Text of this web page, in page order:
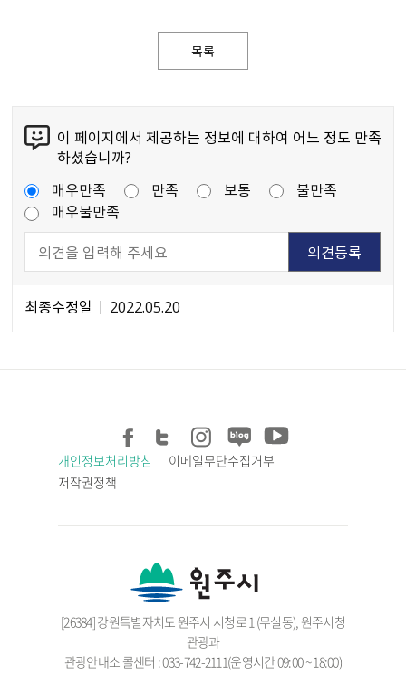
목록
이 페이지에서 제공하는 정보에 대하여 어느 정도 만족
하셨습니까?
매우만족
만족 보통
불만족
매우불만족
최종수정일 2022.05.20
개인정보처리방침
이메일무단수집거부
저작권정책
[26384] 강원특별자치도 원주시 시청로 1 (무실동), 원주시청
관광과
관광안내소 콜센터 : 033-742-2111(운영시간 09:00 ~ 18:00)